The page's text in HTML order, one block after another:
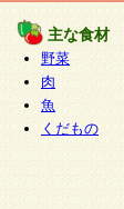
が
○開
本
報
停
と
開
主な食材
野菜
肉
魚
くだもの